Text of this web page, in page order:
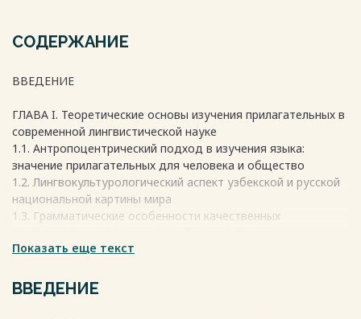
СОДЕРЖАНИЕ
ВВЕДЕНИЕ
ГЛАВА I. Теоретические основы изучения прилагательных в
современной лингвистической науке
1.1. Антропоцентрический подход в изучения языка:
значение прилагательных для человека и общество
1.2. Лингвокультурологический аспект узбекской и русской
национальной картины мира
1.3. Грамматические особенности качественных
Выводы по ГЛАВЕ I
ГЛАВА II. Лексико-семантический анализ прилагательных,
обозначающих внешние и внутренние качества человека, в
Показать еще текст
ВВЕДЕНИЕ